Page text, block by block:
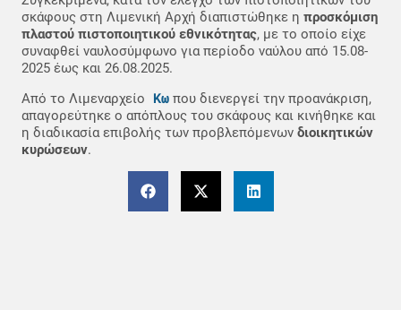
σκάφους στη Λιμενική Αρχή διαπιστώθηκε η προσκόμιση
πλαστού πιστοποιητικού εθνικότητας, με το οποίο είχε
συναφθεί ναυλοσύμφωνο για περίοδο ναύλου από 15.08-
2025 έως και 26.08.2025.
Από το Λιμεναρχείο
Κω που διενεργεί την προανάκριση,
απαγορεύτηκε ο απόπλους του σκάφους και κινήθηκε και
η διαδικασία επιβολής των προβλεπόμενων διοικητικών
κυρώσεων.